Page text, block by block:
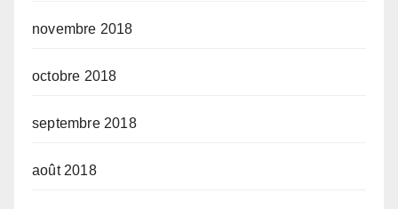
novembre 2018
octobre 2018
septembre 2018
août 2018